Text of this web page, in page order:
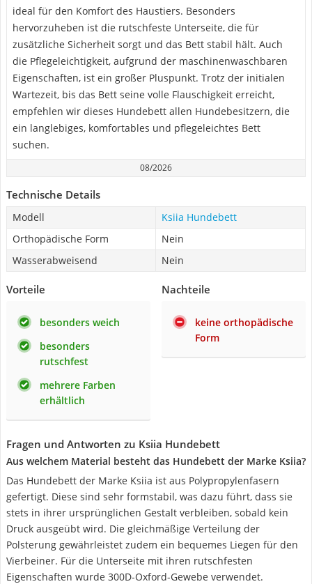
ideal für den Komfort des Haustiers. Besonders
hervorzuheben ist die rutschfeste Unterseite, die für
zusätzliche Sicherheit sorgt und das Bett stabil hält. Auch
die Pflegeleichtigkeit, aufgrund der maschinenwaschbaren
Eigenschaften, ist ein großer Pluspunkt. Trotz der initialen
Wartezeit, bis das Bett seine volle Flauschigkeit erreicht,
empfehlen wir dieses Hundebett allen Hundebesitzern, die
ein langlebiges, komfortables und pflegeleichtes Bett
suchen.
08/2026
Technische Details
Modell
Ksiia Hundebett
Orthopädische Form
Nein
Wasserabweisend
Nein
Vorteile
besonders weich
besonders
rutschfest
mehrere Farben
erhältlich
Nachteile
keine orthopädische
Form
Fragen und Antworten zu Ksiia Hundebett
Aus welchem Material besteht das Hundebett der Marke Ksiia?
Das Hundebett der Marke Ksiia ist aus Polypropylenfasern
gefertigt. Diese sind sehr formstabil, was dazu führt, dass sie
stets in ihrer ursprünglichen Gestalt verbleiben, sobald kein
Druck ausgeübt wird. Die gleichmäßige Verteilung der
Polsterung gewährleistet zudem ein bequemes Liegen für den
Vierbeiner. Für die Unterseite mit ihren rutschfesten
Eigenschaften wurde 300D-Oxford-Gewebe verwendet.